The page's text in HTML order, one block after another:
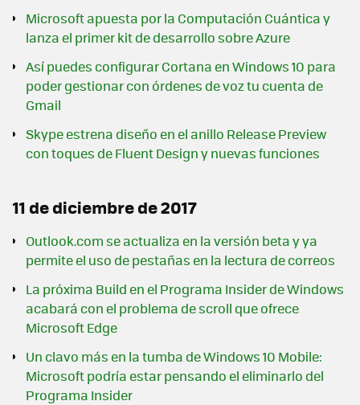
Microsoft apuesta por la Computación Cuántica y
lanza el primer kit de desarrollo sobre Azure
Así puedes configurar Cortana en Windows 10 para
poder gestionar con órdenes de voz tu cuenta de
Gmail
Skype estrena diseño en el anillo Release Preview
con toques de Fluent Design y nuevas funciones
11 de diciembre de 2017
Outlook.com se actualiza en la versión beta y ya
permite el uso de pestañas en la lectura de correos
La próxima Build en el Programa Insider de Windows
acabará con el problema de scroll que ofrece
Microsoft Edge
Un clavo más en la tumba de Windows 10 Mobile:
Microsoft podría estar pensando el eliminarlo del
Programa Insider